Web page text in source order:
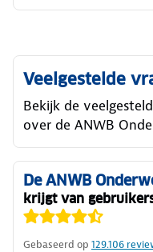
Veelgestelde
Bekijk de
over de ANWB
De ANWB
krijgt van
Gebaseerd op 129.106